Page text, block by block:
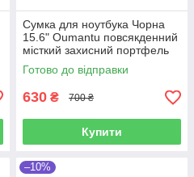
Сумка для ноутбука Чорна
15.6" Oumantu повсякденний
місткий захисний портфель
Готово до відправки
630 ₴ 700 ₴
Купити
–10%